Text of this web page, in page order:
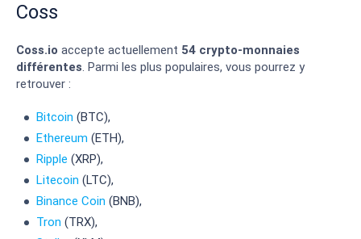
Coss
Coss.io accepte actuellement 54 crypto-monnaies
différentes. Parmi les plus populaires, vous pourrez y
retrouver :
Bitcoin (BTC),
Ethereum (ETH),
Ripple (XRP),
Litecoin (LTC),
Binance Coin (BNB),
Tron (TRX),